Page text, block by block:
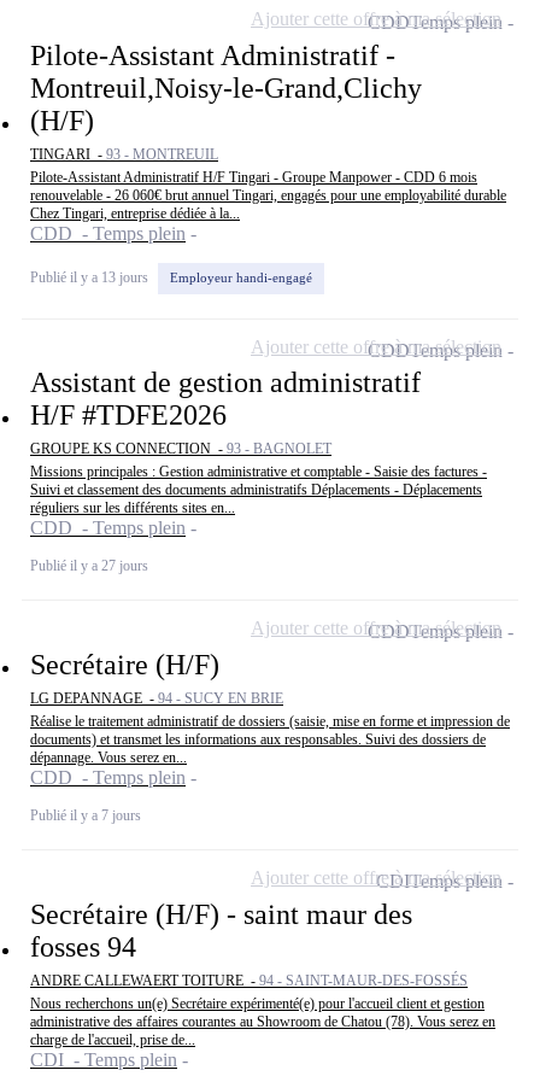
Pilote-Assistant Administratif -
Montreuil,Noisy-le-Grand,Clichy
(H/F)
TINGARI - 93 - MONTREUIL
Pilote-Assistant Administratif H/F Tingari - Groupe Manpower - CDD 6 mois
renouvelable - 26 060€ brut annuel Tingari, engagés pour une employabilité durable
Chez Tingari, entreprise dédiée à la...
CDD - Temps plein
Publié il y a 13 jours Employeur handi-engagé
CDDTemps plein
Ajouter cette offre à ma sélection
Assistant de gestion administratif
H/F #TDFE2026
GROUPE KS CONNECTION - 93 - BAGNOLET
Missions principales : Gestion administrative et comptable - Saisie des factures -
Suivi et classement des documents administratifs Déplacements - Déplacements
réguliers sur les différents sites en...
CDD - Temps plein
Publié il y a 27 jours
CDDTemps plein
Ajouter cette offre à ma sélection
Secrétaire (H/F)
LG DEPANNAGE - 94 - SUCY EN BRIE
Réalise le traitement administratif de dossiers (saisie, mise en forme et impression de
documents) et transmet les informations aux responsables. Suivi des dossiers de
dépannage. Vous serez en...
CDD - Temps plein
Publié il y a 7 jours
CDDTemps plein
Ajouter cette offre à ma sélection
Secrétaire (H/F) - saint maur des
fosses 94
ANDRE CALLEWAERT TOITURE - 94 - SAINT-MAUR-DES-FOSSÉS
Nous recherchons un(e) Secrétaire expérimenté(e) pour l'accueil client et gestion
administrative des affaires courantes au Showroom de Chatou (78). Vous serez en
charge de l'accueil, prise de...
CDI - Temps plein
CDITemps plein
Ajouter cette offre à ma sélection